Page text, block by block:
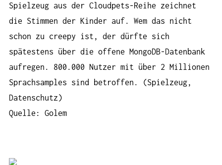
Spielzeug aus der Cloudpets-Reihe zeichnet
die Stimmen der Kinder auf. Wem das nicht
schon zu creepy ist, der dürfte sich
spätestens über die offene MongoDB-Datenbank
aufregen. 800.000 Nutzer mit über 2 Millionen
Sprachsamples sind betroffen. (Spielzeug,
Datenschutz)
Quelle: Golem